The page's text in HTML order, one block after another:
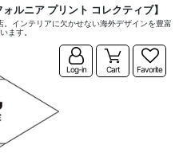
ルニア プリント コレクティブ】
インテリアに欠かせない海外デザインを豊富
ます。
Log-in Cart Favorite